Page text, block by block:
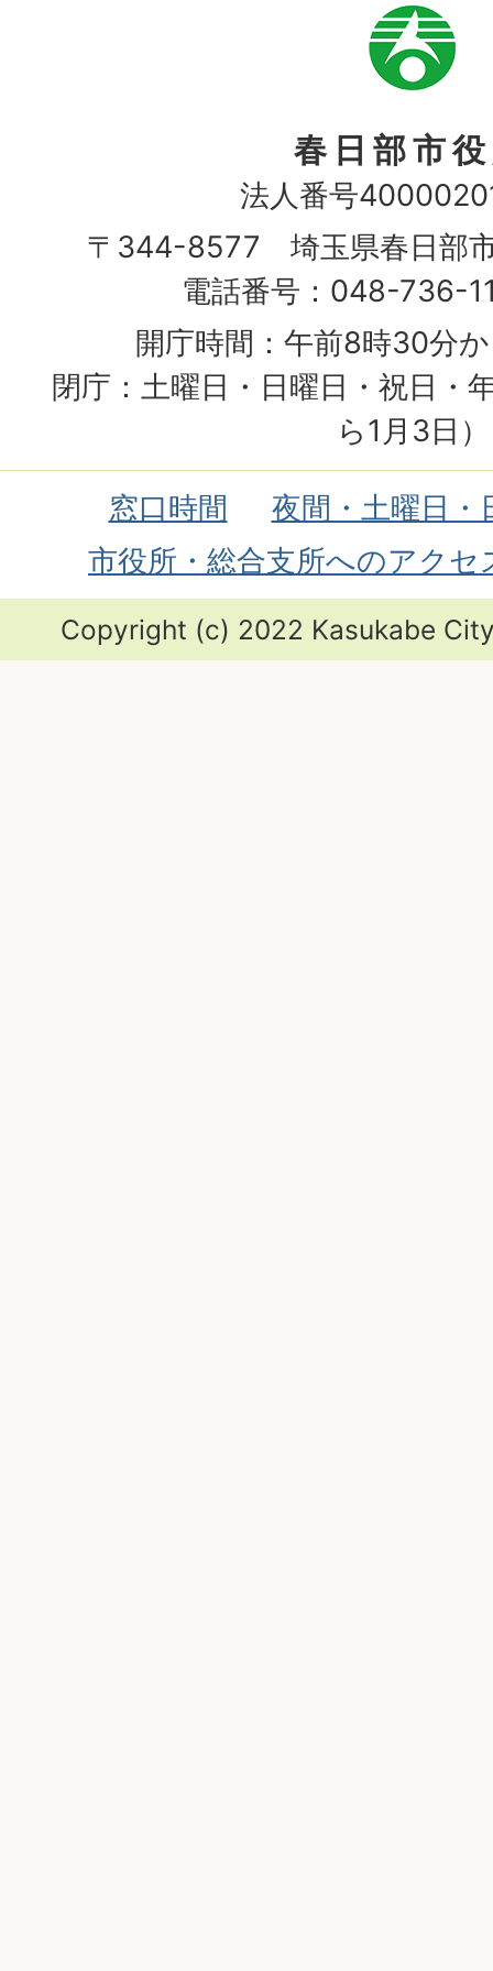
市
章
春日部市
法人番号
〒344-8577 埼玉県春日部
電話番号：048-736-
開庁時間：午前8時30分
閉庁：土曜日・日曜日・祝日・
ら1月3日）
窓口時間
夜間・土曜日・
市役所・総合支所へのアクセ
Copyright (c) 2022 Kasukabe